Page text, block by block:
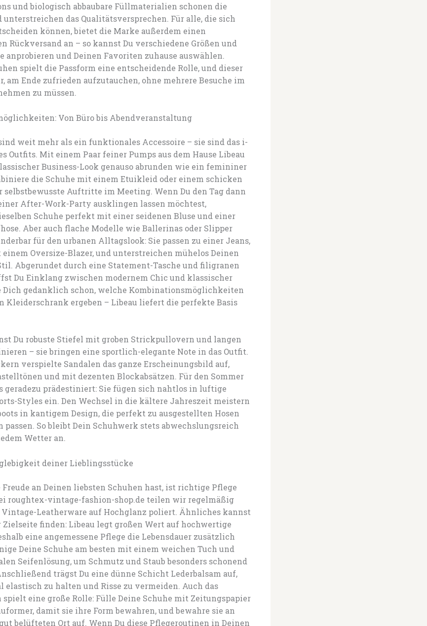
und biologisch abbaubare Füllmaterialien schonen die
unterstreichen das Qualitätsversprechen. Für alle, die sich
können, bietet die Marke außerdem einen
Rückversand an – so kannst Du verschiedene Größen und
anprobieren und Deinen Favoriten zuhause auswählen.
spielt die Passform eine entscheidende Rolle, und dieser
am Ende zufrieden aufzutauchen, ohne mehrere Besuche im
zu müssen.
Von Büro bis Abendveranstaltung
weit mehr als ein funktionales Accessoire – sie sind das i-
Outfits. Mit einem Paar feiner Pumps aus dem Hause Libeau
Business-Look genauso abrunden wie ein femininer
die Schuhe mit einem Etuikleid oder einem schicken
selbstbewusste Auftritte im Meeting. Wenn Du den Tag dann
After-Work-Party ausklingen lassen möchtest,
Schuhe perfekt mit einer seidenen Bluse und einer
Aber auch flache Modelle wie Ballerinas oder Slipper
für den urbanen Alltagslook: Sie passen zu einer Jeans,
Oversize-Blazer, und unterstreichen mühelos Deinen
Abgerundet durch eine Statement-Tasche und filigranen
Du Einklang zwischen modernem Chic und klassischer
Dich gedanklich schon, welche Kombinationsmöglichkeiten
Kleiderschrank ergeben – Libeau liefert die perfekte Basis
Du robuste Stiefel mit groben Strickpullovern und langen
– sie bringen eine sportlich-elegante Note in das Outfit.
verspielte Sandalen das ganze Erscheinungsbild auf,
und mit dezenten Blockabsätzen. Für den Sommer
geradezu prädestiniert: Sie fügen sich nahtlos in luftige
Styles ein. Den Wechsel in die kältere Jahreszeit meistern
in kantigem Design, die perfekt zu ausgestellten Hosen
passen. So bleibt Dein Schuhwerk stets abwechslungsreich
Wetter an.
deiner Lieblingsstücke
Freude an Deinen liebsten Schuhen hast, ist richtige Pflege
roughtex-vintage-fashion-shop.de teilen wir regelmäßig
Vintage-Leatherware auf Hochglanz poliert. Ähnliches kannst
Zielseite finden: Libeau legt großen Wert auf hochwertige
eine angemessene Pflege die Lebensdauer zusätzlich
Deine Schuhe am besten mit einem weichen Tuch und
Seifenlösung, um Schmutz und Staub besonders schonend
trägst Du eine dünne Schicht Lederbalsam auf,
elastisch zu halten und Risse zu vermeiden. Auch das
eine große Rolle: Fülle Deine Schuhe mit Zeitungspapier
damit sie ihre Form bewahren, und bewahre sie an
belüfteten Ort auf. Wenn Du diese Pflegeroutinen in Deinen